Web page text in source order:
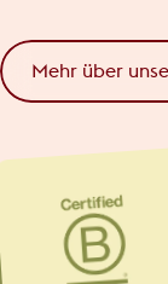
Mehr über